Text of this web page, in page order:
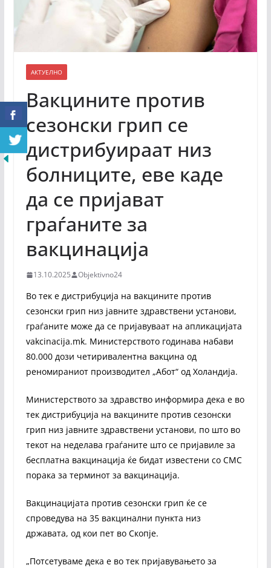
АКТУЕЛНО
Вакцините против
сезонски грип се
дистрибуираат низ
болниците, еве каде
да се пријават
граѓаните за
вакцинација
13.10.2025 Objektivno24
Во тек е дистрибуција на вакцините против
сезонски грип низ јавните здравствени установи,
граѓаните може да се пријавуваат на апликацијата
vakcinacija.mk. Министерството годинава набави
80.000 дози четиривалентна вакцина од
реномираниот производител „Абот“ од Холандија.
Министерството за здравство информира дека е во
тек дистрибуција на вакцините против сезонски
грип низ јавните здравствени установи, по што во
текот на неделава граѓаните што се пријавиле за
бесплатна вакцинација ќе бидат известени со СМС
порака за терминот за вакцинација.
Вакцинацијата против сезонски грип ќе се
спроведува на 35 вакцинални пункта низ
државата, од кои пет во Скопје.
„Потсетуваме дека е во тек пријавувањето за